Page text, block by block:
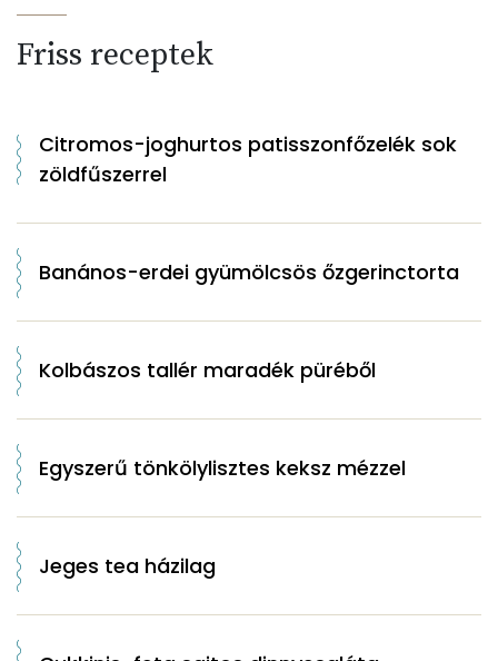
Friss receptek
Citromos-joghurtos patisszonfőzelék sok
zöldfűszerrel
Banános-erdei gyümölcsös őzgerinctorta
Kolbászos tallér maradék püréből
Egyszerű tönkölylisztes keksz mézzel
Jeges tea házilag